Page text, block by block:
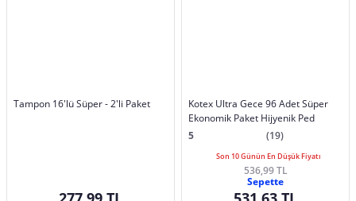
Tampon 16'lü Süper - 2'li Paket
Kotex Ultra Gece 96 Adet Süper
Ekonomik Paket Hijyenik Ped
5
(19)
Son 10 Günün En Düşük Fiyatı
536,99 TL
Sepette